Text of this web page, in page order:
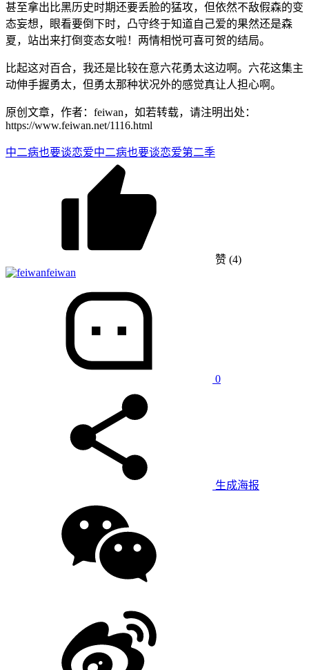
甚至拿出比黑历史时期还要丢脸的猛攻，但依然不敌假森的变
态妄想，眼看要倒下时，凸守终于知道自己爱的果然还是森
夏，站出来打倒变态女啦！两情相悦可喜可贺的结局。
比起这对百合，我还是比较在意六花勇太这边啊。六花这集主
动伸手握勇太，但勇太那种状况外的感觉真让人担心啊。
原创文章，作者：feiwan，如若转载，请注明出处：
https://www.feiwan.net/1116.html
中二病也要谈恋爱中二病也要谈恋爱第二季
赞 (4)
feiwan
0
生成海报